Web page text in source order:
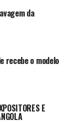
da
recebe o modelo
E